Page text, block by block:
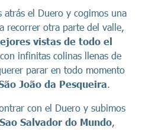
el Duero y cogimos una
recorrer otra parte del valle,
vistas de todo el
infinitas colinas llenas de
parar en todo momento
João da Pesqueira.
con el Duero y subimos
Sao Salvador do Mundo,